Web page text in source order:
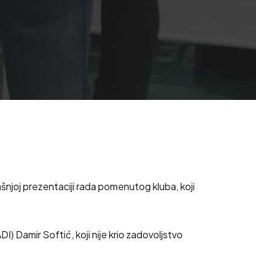
prezentaciji rada pomenutog kluba, koji
Damir Softić, koji nije krio zadovoljstvo